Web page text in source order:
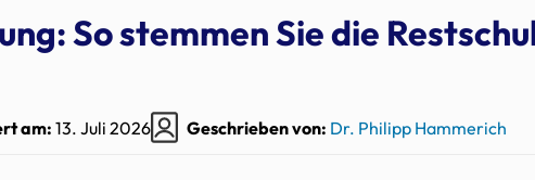
So stemmen Sie die
am:13. Juli 2026 Geschrieben von: Dr. Philipp Hammerich